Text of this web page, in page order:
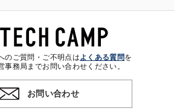
担当者)を識別できない形式に加工した統
用
づいた本人への連絡及び配信について
供
のご質問・ご不明点はよくある質問を
事務局までお問い合わせください。
お問い合わせ